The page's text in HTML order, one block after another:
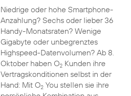
Niedrige oder hohe Smartphone-
Anzahlung? Sechs oder lieber 36
Handy-Monatsraten? Wenige
Gigabyte oder unbegrenztes
Highspeed-Datenvolumen? Ab 8.
Oktober haben O2Kunden ihre
Vertragskonditionen selbst in der
Hand: Mit O2You stellen sie ihre